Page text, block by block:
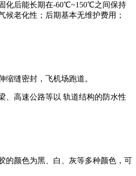
化后能长期在-60℃~150℃之间保持
候老化性；后期基本无维护费用；
缩缝密封，飞机场跑道。
、高速公路等以 轨道结构的防水性
的颜色为黑、白、灰等多种颜色，可